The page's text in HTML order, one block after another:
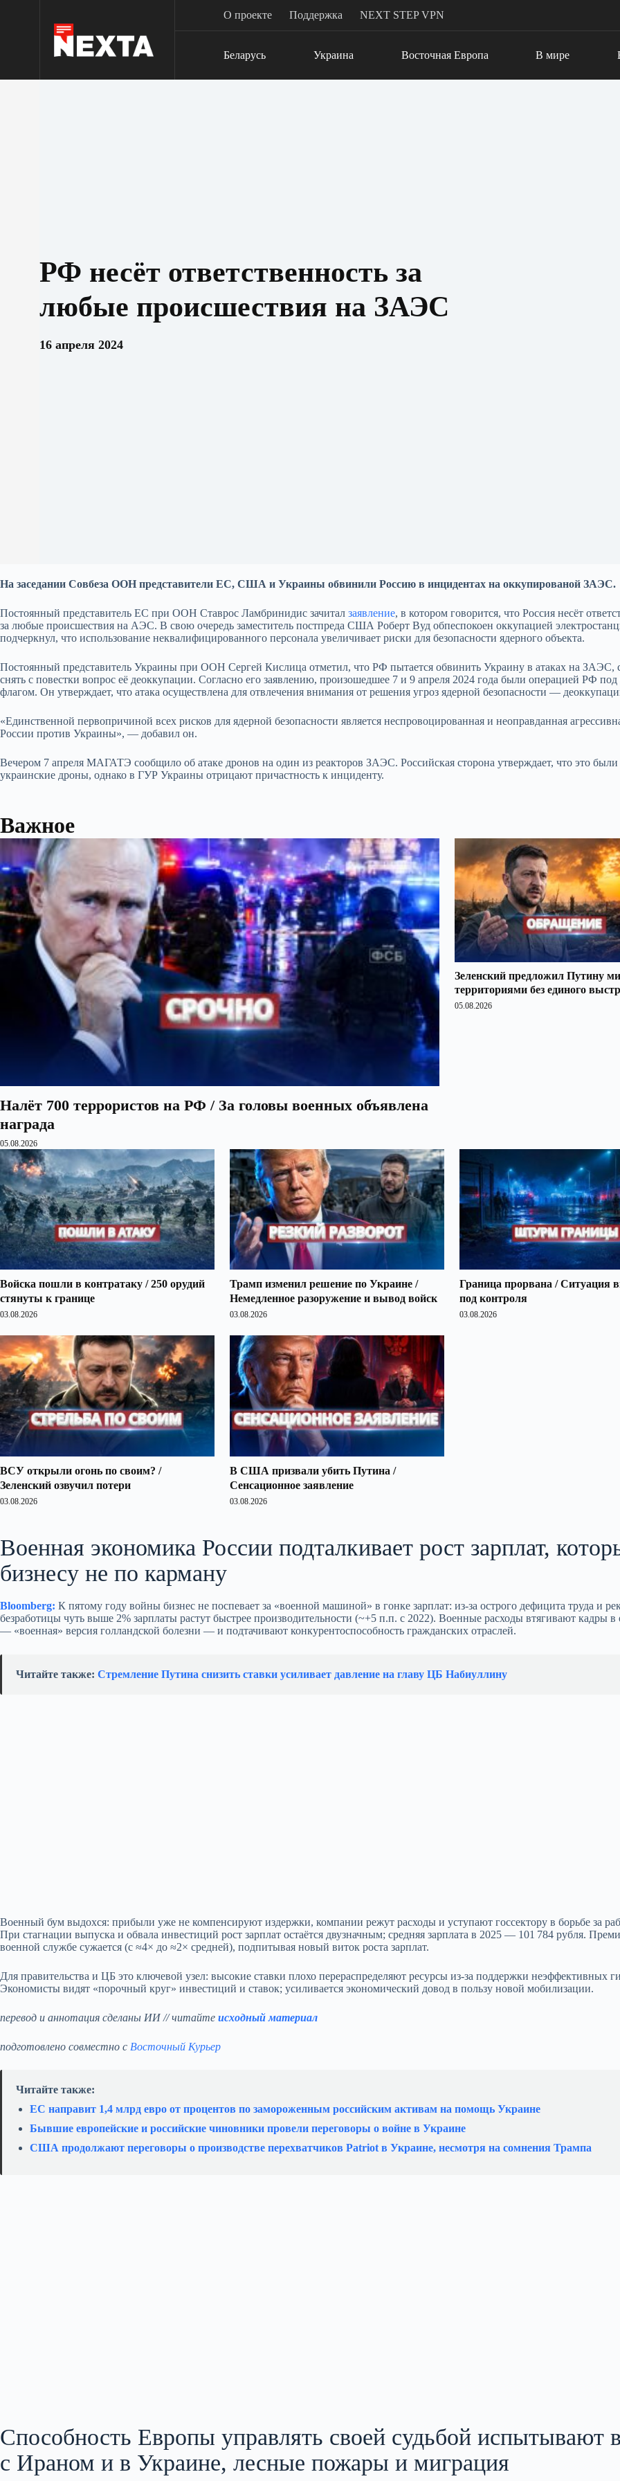
О проекте Поддержка NEXT STEP VPN
Беларусь Украина Восточная Европа В мире
РФ несёт ответственность за
любые происшествия на ЗАЭС
16 апреля 2024
На заседании Совбеза ООН представители ЕС, США и Украины обвинили Россию в инцидентах на оккупированой ЗАЭС.
Постоянный представитель ЕС при ООН Ставрос Ламбринидис зачитал заявление, в котором говорится, что Россия несёт
за любые происшествия на АЭС. В свою очередь заместитель постпреда США Роберт Вуд обпеспокоен оккупацией
подчеркнул, что использование неквалифицированного персонала увеличивает риски для безопасности ядерного объекта.
Постоянный представитель Украины при ООН Сергей Кислица отметил, что РФ пытается обвинить Украину в атаках на ЗАЭС,
снять с повестки вопрос её деоккупации. Согласно его заявлению, произошедшее 7 и 9 апреля 2024 года были операцией РФ
флагом. Он утверждает, что атака осуществлена для отвлечения внимания от решения угроз ядерной безопасности —
«Единственной первопричиной всех рисков для ядерной безопасности является неспровоцированная и неоправданная
России против Украины», — добавил он.
Вечером 7 апреля МАГАТЭ сообщило об атаке дронов на один из реакторов ЗАЭС. Российская сторона утверждает, что это были
украинские дроны, однако в ГУР Украины отрицают причастность к инциденту.
Важное
Налёт 700 террористов на РФ / За головы военных объявлена
награда
05.08.2026
Зеленский предложил Путину
территориями без единого
05.08.2026
Войска пошли в контратаку / 250 орудий
стянуты к границе
03.08.2026
Трамп изменил решение по Украине /
Немедленное разоружение и вывод войск
03.08.2026
Граница прорвана / Ситуация
под контроля
03.08.2026
ВСУ открыли огонь по своим? /
Зеленский озвучил потери
03.08.2026
В США призвали убить Путина /
Сенсационное заявление
03.08.2026
Военная экономика России подталкивает рост зарплат,
бизнесу не по карману
Bloomberg: К пятому году войны бизнес не поспевает за «военной машиной» в гонке зарплат: из‑за острого дефицита труда и
безработицы чуть выше 2% зарплаты растут быстрее производительности (~+5 п.п. с 2022). Военные расходы втягивают кадры в
— «военная» версия голландской болезни — и подтачивают конкурентоспособность гражданских отраслей.
Читайте также: Стремление Путина снизить ставки усиливает давление на главу ЦБ Набиуллину
Военный бум выдохся: прибыли уже не компенсируют издержки, компании режут расходы и уступают госсектору в борьбе за
При стагнации выпуска и обвала инвестиций рост зарплат остаётся двузначным; средняя зарплата в 2025 — 101 784 рубля.
военной службе сужается (с ≈4× до ≈2× средней), подпитывая новый виток роста зарплат.
Для правительства и ЦБ это ключевой узел: высокие ставки плохо перераспределяют ресурсы из‑за поддержки неэффективных
Экономисты видят «порочный круг» инвестиций и ставок; усиливается экономический довод в пользу новой мобилизации.
перевод и аннотация сделаны ИИ // читайте исходный материал
подготовлено совместно с Восточный Курьер
Читайте также:
ЕС направит 1,4 млрд евро от процентов по замороженным российским активам на помощь Украине
Бывшие европейские и российские чиновники провели переговоры о войне в Украине
США продолжают переговоры о производстве перехватчиков Patriot в Украине, несмотря на сомнения Трампа
Способность Европы управлять своей судьбой испытывают
с Ираном и в Украине, лесные пожары и миграция